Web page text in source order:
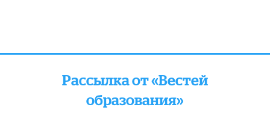
Рассылка от «Вестей
образования»